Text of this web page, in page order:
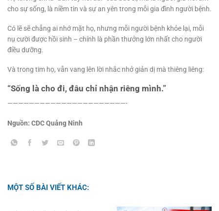
cho sự sống, là niềm tin và sự an yên trong mỗi gia đình người bệnh.
Có lẽ sẽ chẳng ai nhớ mặt họ, nhưng mỗi người bệnh khỏe lại, mỗi
nụ cười được hồi sinh – chính là phần thưởng lớn nhất cho người
điều dưỡng.
Và trong tim họ, vẫn vang lên lời nhắc nhở giản dị mà thiêng liêng:
“Sống là cho đi, đâu chỉ nhận riêng mình.”
——————————————————————-
Nguồn: CDC Quảng Ninh
MỘT SỐ BÀI VIẾT KHÁC: